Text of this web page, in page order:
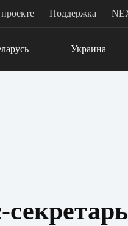
Поддержка
Украина